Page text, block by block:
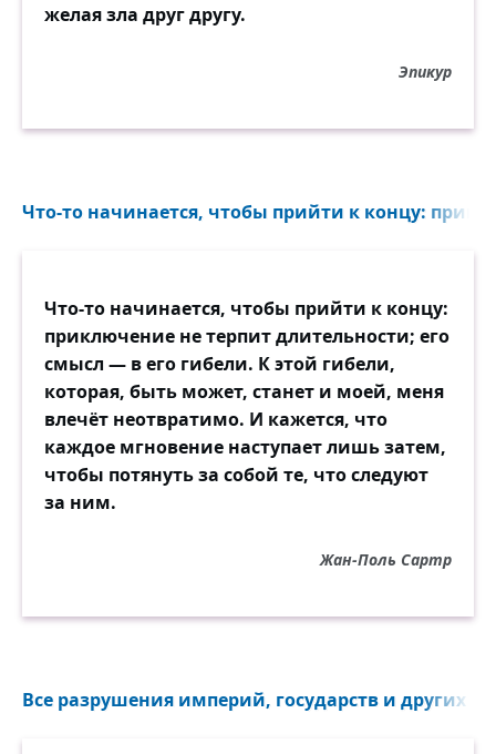
желая зла друг другу.
Эпикур
Что-то начинается, чтобы прийти к концу:
Что-то начинается, чтобы прийти к концу:
приключение не терпит длительности; его
смысл — в его гибели. К этой гибели,
которая, быть может, станет и моей, меня
влечёт неотвратимо. И кажется, что
каждое мгновение наступает лишь затем,
чтобы потянуть за собой те, что следуют
за ним.
Жан-Поль Сартр
Все разрушения империй, государств и других